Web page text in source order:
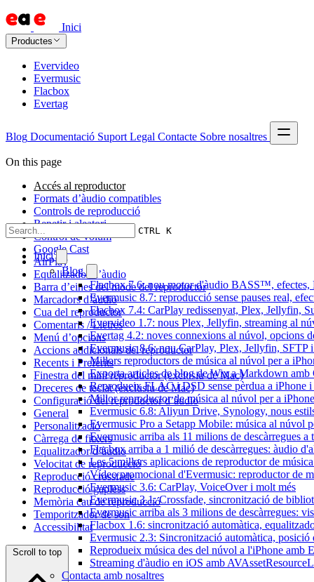
Inici
Productes
Evervideo
Evermusic
Flacbox
Evertag
Blog Documentació Suport Legal Contacte Sobre nosaltres
CTRL K
Inici
Blog
Flacbox 7.6: nou motor d'àudio BASS™, efectes,
Evermusic 8.7: reproducció sense pauses real,
Flacbox 7.4: CarPlay redissenyat, Plex, Jellyfin,
Evervideo 1.7: nous Plex, Jellyfin, streaming al
Evertag 4.2: noves connexions al núvol, opcions
Evermusic 8.6: nou CarPlay, Plex, Jellyfin, SFTP
Millors reproductors de música al núvol per a
Exporta articles de blog de Wix a Markdown
Reprodueix FLAC i DSD sense pèrdua a iPhone
Millor reproductor de música al núvol per a
Evermusic 6.8: Aliyun Drive, Synology, nous
Evermusic Pro a Setapp Mobile: música al núvol
Evermusic arriba als 11 milions de descàrregues a
Flacbox arriba a 1 milió de descàrregues: àudio
Les 5 millors aplicacions de reproductor de
Vídeo promocional d'Evermusic: reproductor de
Evermusic 3.6: CarPlay, VoiceOver i molt més
Evermusic 3.1: Crossfade, sincronització de
Evermusic arriba als 3 milions de descàrregues:
Flacbox 1.6: sincronització automàtica,
Evermusic 2.3: Sincronització automàtica, posició
Reprodueix música des del núvol a l'iPhone amb
Streaming d'àudio en iOS amb
Contacta amb nosaltres
On this page
Accés al reproductor
Formats d’àudio compatibles
Controls de reproducció
Repetir i aleatori
Control de volum
Google Cast
AirPlay
Equalitzador d’àudio
Barra d’eines del mode del reproductor
Marcadors d’àudio
Cua del reproductor
Comentaris / Lletres
Menú d’opcions
Accions addicionals del reproductor
Recents i Preferits
Finestra del mini reproductor (exclusiu de Mac)
Dreceres de teclat (exclusiu de Mac)
Configuració del reproductor d’àudio
General
Personalització
Càrrega de fitxers
Equalitzador d’àudio
Velocitat de reproducció
Reproducció crossfade
Reproducció gapless
Memòria cau de reproducció
Temporitzador de son
Accessibilitat
Scroll to top